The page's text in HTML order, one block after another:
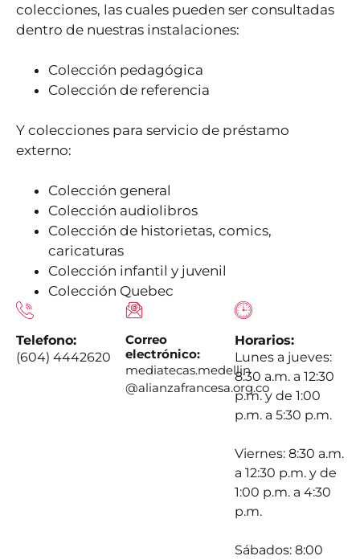
colecciones, las cuales pueden ser consultadas
dentro de nuestras instalaciones:
Colección pedagógica
Colección de referencia
Y colecciones para servicio de préstamo
externo:
Colección general
Colección audiolibros
Colección de historietas, comics,
caricaturas
Colección infantil y juvenil
Colección Quebec
Telefono:
(604) 4442620
Correo
electrónico:
mediatecas.medellin
@alianzafrancesa.org.co
Horarios:
Lunes a jueves:
8:30 a.m. a 12:30
p.m. y de 1:00
p.m. a 5:30 p.m.
Viernes: 8:30 a.m.
a 12:30 p.m. y de
1:00 p.m. a 4:30
p.m.
Sábados: 8:00